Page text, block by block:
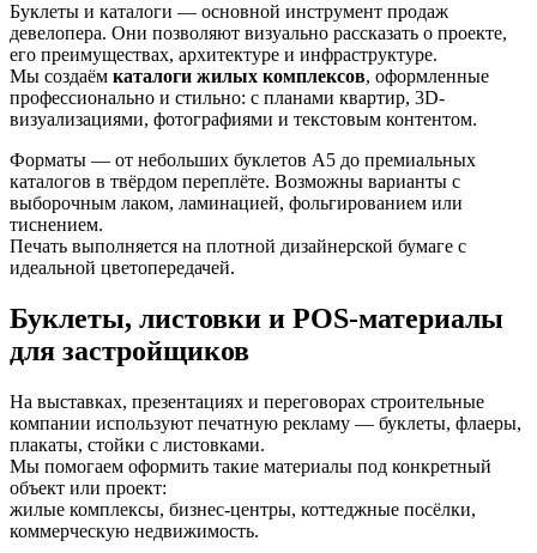
Буклеты и каталоги — основной инструмент продаж
девелопера. Они позволяют визуально рассказать о проекте,
его преимуществах, архитектуре и инфраструктуре.
Мы создаём каталоги жилых комплексов, оформленные
профессионально и стильно: с планами квартир, 3D-
визуализациями, фотографиями и текстовым контентом.
Форматы — от небольших буклетов А5 до премиальных
каталогов в твёрдом переплёте. Возможны варианты с
выборочным лаком, ламинацией, фольгированием или
тиснением.
Печать выполняется на плотной дизайнерской бумаге с
идеальной цветопередачей.
Буклеты, листовки и POS-материалы
для застройщиков
На выставках, презентациях и переговорах строительные
компании используют печатную рекламу — буклеты, флаеры,
плакаты, стойки с листовками.
Мы помогаем оформить такие материалы под конкретный
объект или проект:
жилые комплексы, бизнес-центры, коттеджные посёлки,
коммерческую недвижимость.